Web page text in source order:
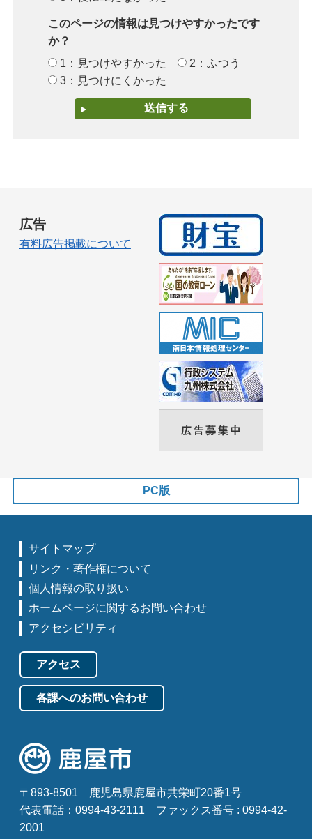
このページの情報は見つけやすかったです
か？
1：見つけやすかった
2：ふつう
3：見つけにくかった
広告
有料広告掲載について
PC版
サイトマップ
リンク・著作権について
個人情報の取り扱い
ホームページに関するお問い合わせ
アクセシビリティ
アクセス
各課へのお問い合わせ
〒893-8501
鹿児島県鹿屋市共栄町20番1号
代表電話：0994-43-2111
ファックス番号 : 0994-42-
2001